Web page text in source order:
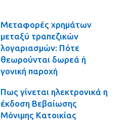
Μεταφορές χρημάτων
μεταξύ τραπεζικών
λογαριασμών: Πότε
θεωρούνται δωρεά ή
γονική παροχή
Πως γίνεται ηλεκτρονικά η
έκδοση Βεβαίωσης
Μόνιμης Κατοικίας